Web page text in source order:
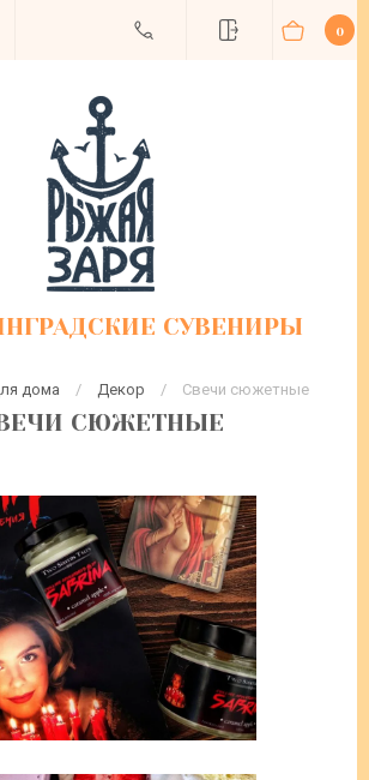
0
СУВЕНИРЫ
дома / Декор / Свечи сюжетные
СЮЖЕТНЫЕ